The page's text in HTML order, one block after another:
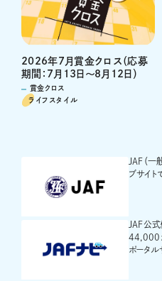
2026年7月賞金クロス（応募
期間：7月13日～8月12日）
賞金クロス
ライフスタイル
JAF（
ブサイト
JAF公
44,000
ポータル